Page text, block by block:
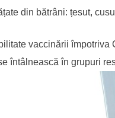
din bătrâni: țesut,
vaccinării
întâlnească în grupuri